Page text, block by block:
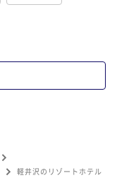
軽井沢のリゾートホテル